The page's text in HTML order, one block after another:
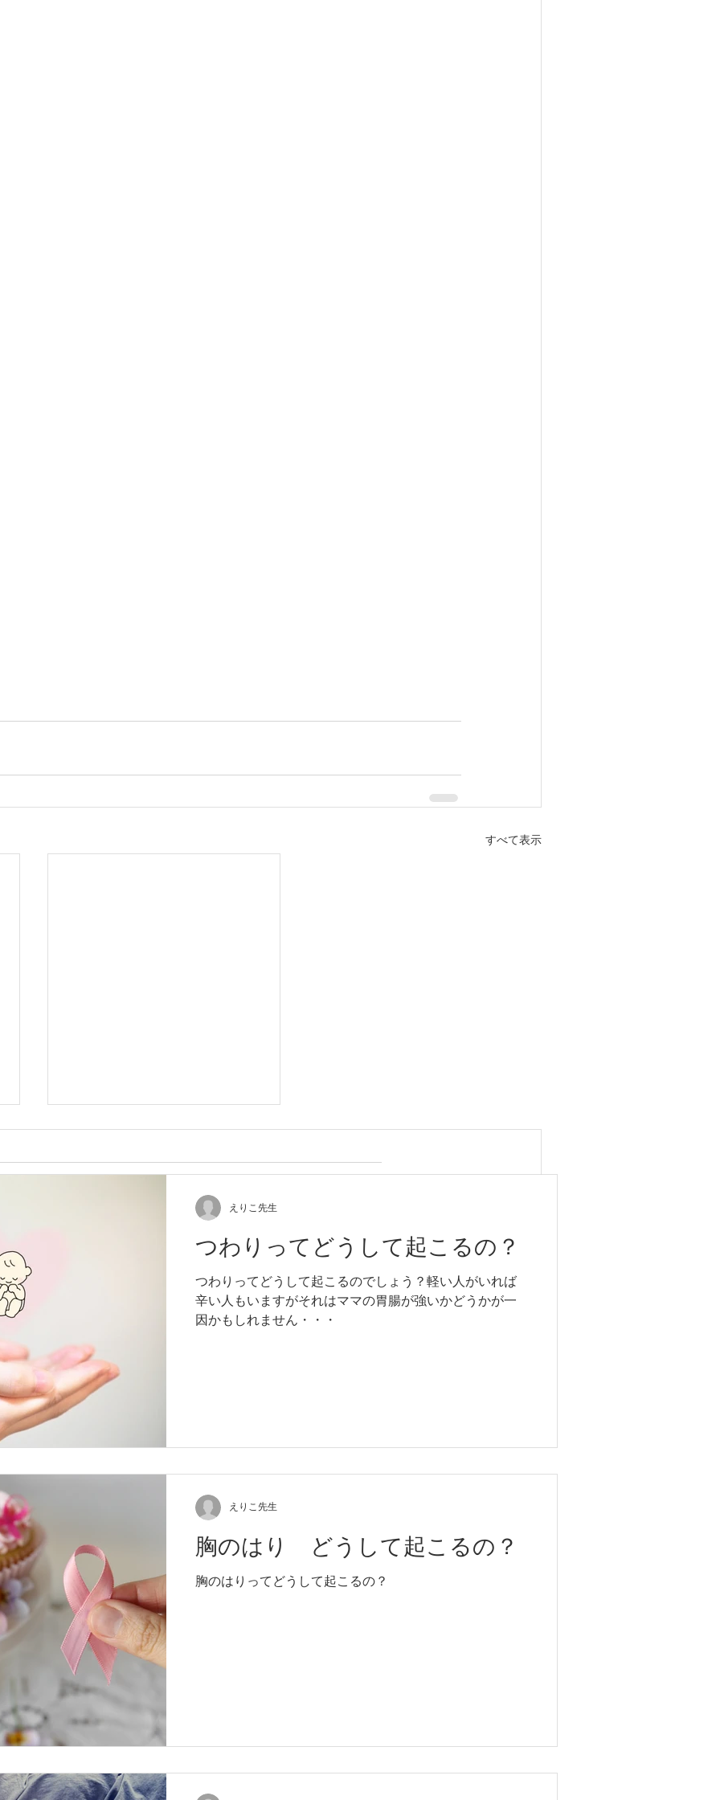
すべて表示
癌を乗り越え、つかんだ幸せ
つわりってどうして起こるの？
つわりってどうして起こるのでしょう？軽い人がいれば
辛い人もいますがそれはママの胃腸が強いかどうかが一
因かもしれません・・・
えりこ先生
胸のはり どうして起こるの？
胸のはりってどうして起こるの？
えりこ先生